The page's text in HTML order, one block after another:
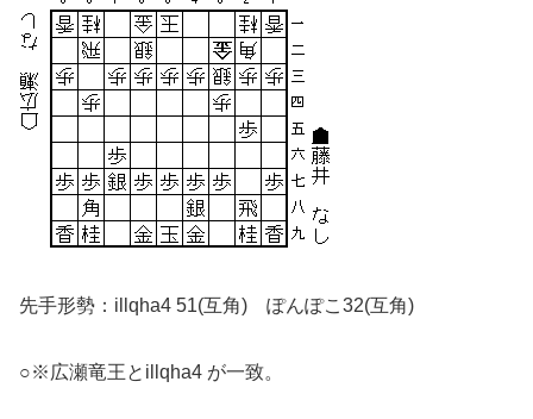
先手形勢：illqha4 51(互角) ぽんぽこ32(互角)
○※広瀬竜王とillqha4 が一致。